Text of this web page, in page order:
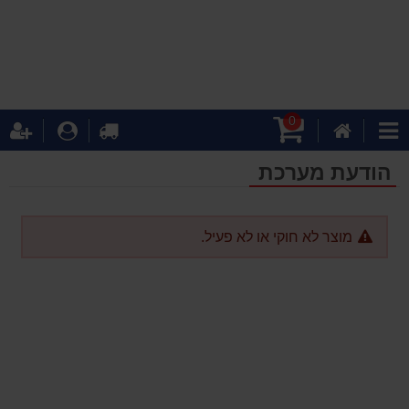
קטגוריות הבית
קניות
0 לקופה
הודעת מערכת
מוצר לא חוקי או לא פעיל.